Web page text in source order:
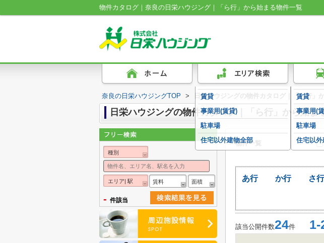
物件カタログ｜奈良の日栄ハウジング｜「ら行」から始まる物件一覧
賃貸
事業用(賃貸)
駐車場
住宅以外建物全部
賃貸
事業用(
駐車場
住宅以
奈良の日栄ハウジングTOP > 日栄ハウジングの物件カタログ｜「ら行」
日栄ハウジングの物件カタログ｜「ら行」から始ま
物件一覧
あ行 か行 さ行
該当公開件数24件 1-
種別
エリア| 駅 賃料 面積
- 件該当